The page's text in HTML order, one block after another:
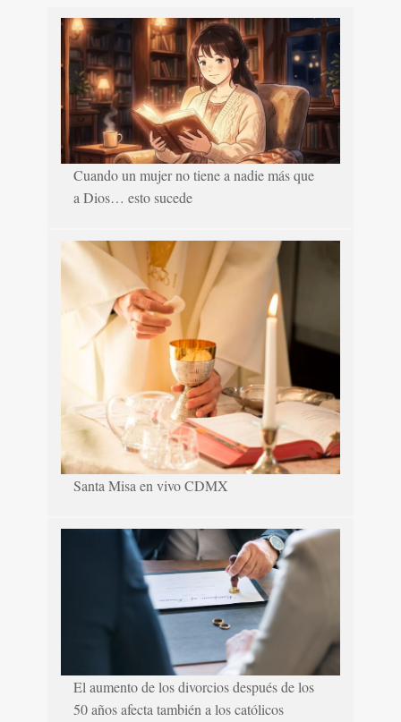
Cuando un mujer no tiene a nadie más que
a Dios… esto sucede
Santa Misa en vivo CDMX
El aumento de los divorcios después de los
50 años afecta también a los católicos